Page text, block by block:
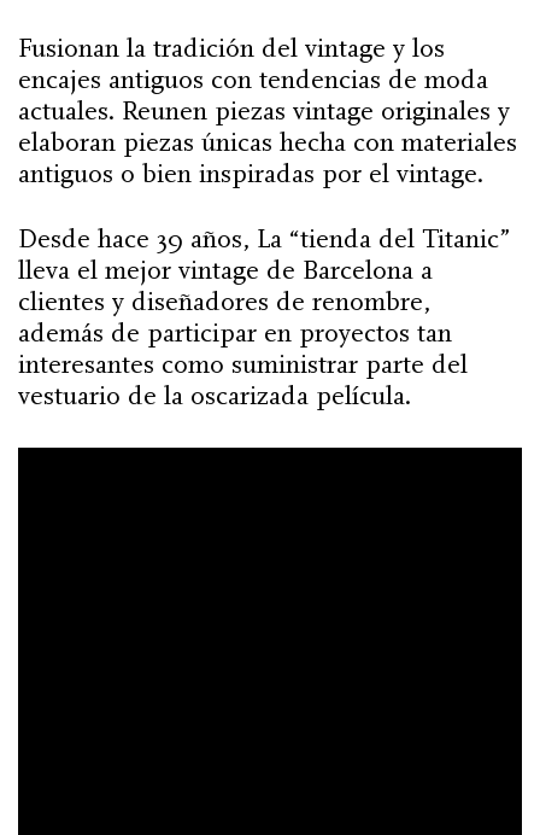
Fusionan la tradición del vintage y los
encajes antiguos con tendencias de moda
actuales. Reunen piezas vintage originales y
elaboran piezas únicas hecha con materiales
antiguos o bien inspiradas por el vintage.
Desde hace 39 años, La “tienda del Titanic”
lleva el mejor vintage de Barcelona a
clientes y diseñadores de renombre,
además de participar en proyectos tan
interesantes como suministrar parte del
vestuario de la oscarizada película.